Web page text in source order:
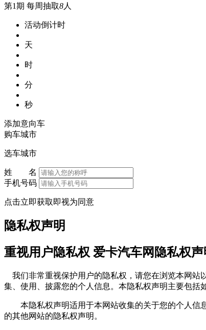
第1期 每周抽取8人
活动倒计时
天
时
分
秒
添加意向车
购车城市
选车城市
姓 名
手机号码
点击立即获取即视为同意
隐私权声明
重视用户隐私权 爱卡汽车网隐私权声
我们非常重视保护用户的隐私权，请您在浏览本网站
集、使用、披露您的个人信息。本隐私权声明主要包括
本隐私权声明适用于本网站收集的关于您的个人信息
的其他网站的隐私权声明。